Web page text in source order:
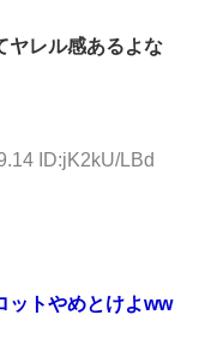
ヤレル感あるよな
ID:jK2kU/LBd
ットやめとけよww